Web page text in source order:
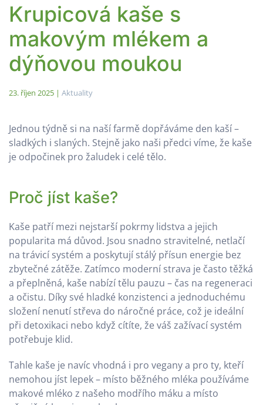
Krupicová kaše s
makovým mlékem a
dýňovou moukou
23. říjen 2025 | Aktuality
Jednou týdně si na naší farmě dopřáváme den kaší –
sladkých i slaných. Stejně jako naši předci víme, že kaše
je odpočinek pro žaludek i celé tělo.
Proč jíst kaše?
Kaše patří mezi nejstarší pokrmy lidstva a jejich
popularita má důvod. Jsou snadno stravitelné, netlačí
na trávicí systém a poskytují stálý přísun energie bez
zbytečné zátěže. Zatímco moderní strava je často těžká
a přeplněná, kaše nabízí tělu pauzu – čas na regeneraci
a očistu. Díky své hladké konzistenci a jednoduchému
složení nenutí střeva do náročné práce, což je ideální
při detoxikaci nebo když cítíte, že váš zažívací systém
potřebuje klid.
Tahle kaše je navíc vhodná i pro vegany a pro ty, kteří
nemohou jíst lepek – místo běžného mléka používáme
makové mléko z našeho modřího máku a místo